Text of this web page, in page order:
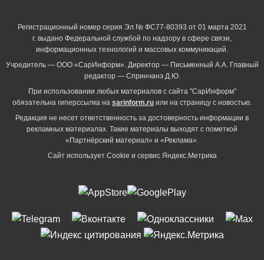
Регистрационный номер серия Эл № ФС77-80393 от 01 марта 2021
г. выдано Федеральной службой по надзору в сфере связи,
информационных технологий и массовых коммуникаций.
Учредитель — ООО «СарИнформ». Директор — Письменный А.А. Главный
редактор — Спринчанэ Д.Ю.
При использовании любых материалов с сайта "СарИнформ"
обязательна гиперссылка на sarinform.ru или на страницу с новостью.
Редакция не несет ответственность за достоверность информации в
рекламных материалах. Такие материалы выходят с пометкой
«Партнёрский материал» и «Реклама».
Сайт использует Cookie и сервиc Яндекс.Метрика